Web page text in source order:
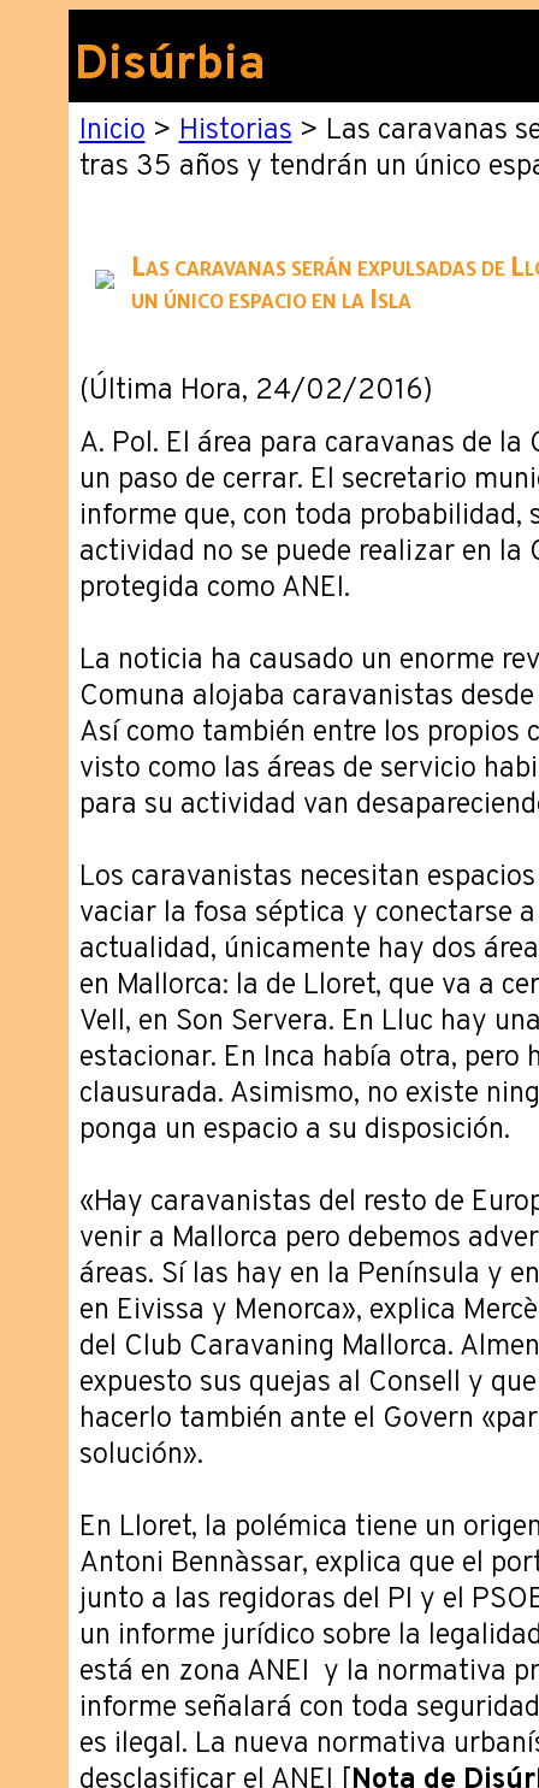
Disúrbia
Inicio>Historias> Las caravanas
tras 35 años y tendrán un único
Las caravanas serán expulsadas de
un único espacio en la Isla
(Última Hora, 24/02/2016)
A. Pol. El área para caravanas de la
un paso de cerrar. El secretario
informe que, con toda probabilidad,
actividad no se puede realizar en la
protegida como ANEI.
La noticia ha causado un enorme
Comuna alojaba caravanistas
Así como también entre los propios
visto como las áreas de servicio
para su actividad van
Los caravanistas necesitan
vaciar la fosa séptica y conectarse
actualidad, únicamente hay dos
en Mallorca: la de Lloret, que va a
Vell, en Son Servera. En Lluc hay
estacionar. En Inca había otra, pero
clausurada. Asimismo, no existe
ponga un espacio a su disposición.
«Hay caravanistas del resto de
venir a Mallorca pero debemos
áreas. Sí las hay en la Península y
en Eivissa y Menorca», explica
del Club Caravaning Mallorca.
expuesto sus quejas al Consell y
hacerlo también ante el Govern
solución».
En Lloret, la polémica tiene un
Antoni Bennàssar, explica que el
junto a las regidoras del PI y el
un informe jurídico sobre la
está en zona ANEI y la normativa
informe señalará con toda
es ilegal. La nueva normativa
desclasificar el ANEI [Nota de